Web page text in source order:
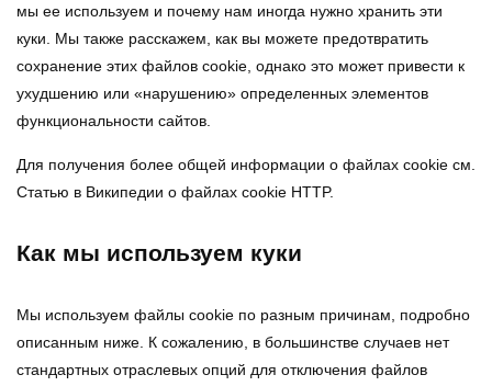
мы ее используем и почему нам иногда нужно хранить эти
куки. Мы также расскажем, как вы можете предотвратить
сохранение этих файлов cookie, однако это может привести к
ухудшению или «нарушению» определенных элементов
функциональности сайтов.
Для получения более общей информации о файлах cookie см.
Статью в Википедии о файлах cookie HTTP.
Как мы используем куки
Мы используем файлы cookie по разным причинам, подробно
описанным ниже. К сожалению, в большинстве случаев нет
стандартных отраслевых опций для отключения файлов